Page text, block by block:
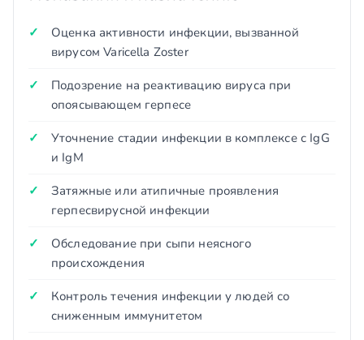
Оценка активности инфекции, вызванной
вирусом Varicella Zoster
Подозрение на реактивацию вируса при
опоясывающем герпесе
Уточнение стадии инфекции в комплексе с IgG
и IgM
Затяжные или атипичные проявления
герпесвирусной инфекции
Обследование при сыпи неясного
происхождения
Контроль течения инфекции у людей со
сниженным иммунитетом